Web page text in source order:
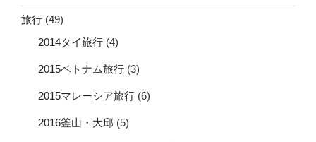
旅行 (49)
2014タイ旅行 (4)
2015ベトナム旅行 (3)
2015マレーシア旅行 (6)
2016釜山・大邱 (5)